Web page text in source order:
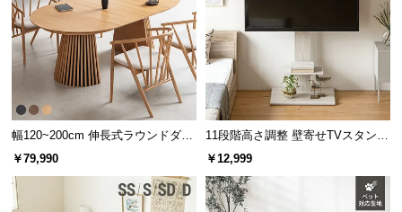
横幅 奥行き 高さ
約210.8㎝
幅120~200cm 伸長式ラウンドダイ
ニングテーブル 6人掛け 天然木突
板 美しい格子デザイン
￥79,990
11段階高さ調整 壁寄せTVスタンド
キャスター付き 上下左右角度調節
￥12,999